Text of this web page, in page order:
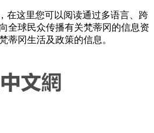
在这里您可以阅读通过多语言、跨
全球民众传播有关梵蒂冈的信息资
蒂冈生活及政策的信息。